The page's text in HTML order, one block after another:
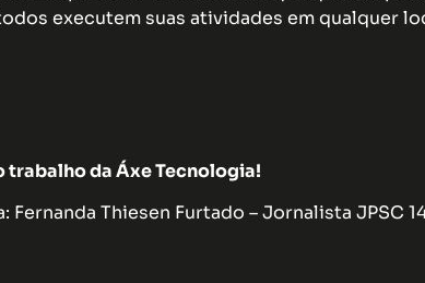
executem suas atividades em qualquer
trabalho da Áxe Tecnologia!
Thiesen Furtado – Jornalista JPSC